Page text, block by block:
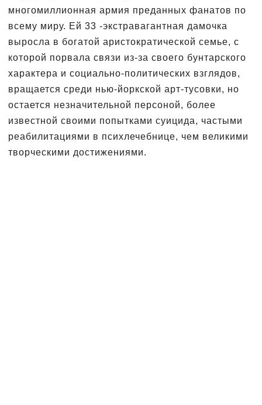
многомиллионная армия преданных фанатов по
всему миру. Ей 33 -экстравагантная дамочка
выросла в богатой аристократической семье, с
которой порвала связи из-за своего бунтарского
характера и социально-политических взглядов,
вращается среди нью-йоркской арт-тусовки, но
остается незначительной персоной, более
известной своими попытками суицида, частыми
реабилитациями в психлечебнице, чем великими
творческими достижениями.